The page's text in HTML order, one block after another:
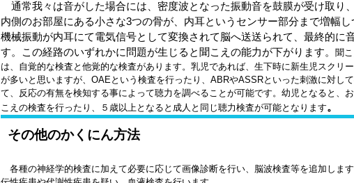
通常我々は音がした場合には、密度波となった振動音を鼓膜が受け取り
内側のお部屋にある小さな3つの骨が、内耳というセンサー部分まで増幅
機械振動が内耳にて電気信号として変換されて脳へ送送られて、最終的に
す。この経路のいずれかに問題が生じると聞こえの能力が下がります。
聞
は、自覚的な検査と他覚的な検査があります。乳児であれば、生下時に新生児スクリ
が多いと思いますが、OAEという検査を行ったり、ABRやASSRといった刺激に対し
て、反応の有無を検知する事によって聴力を調べることが可能です。幼児となると、
こえの検査を行ったり、５歳以上となると成人と同じ聴力検査が可能となります。
その他のかくにん方法
各種の神経学的検査に加えて必要に応じて画像診断を行い、脳波検査等を追加しま